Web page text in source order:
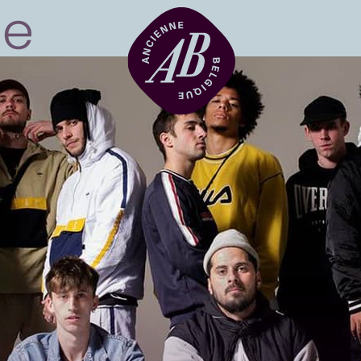
Zaalhuur
BRDCST
ABtv